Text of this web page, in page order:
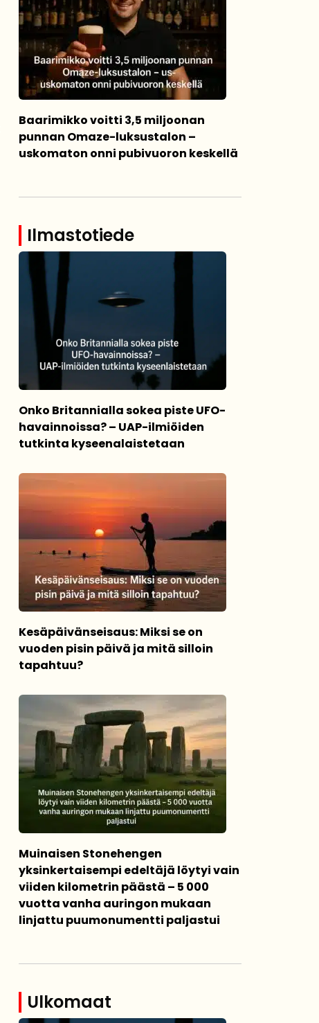
Baarimikko voitti 3,5 miljoonan
punnan Omaze-luksustalon –
uskomaton onni pubivuoron keskellä
Ilmastotiede
Onko Britannialla sokea piste UFO-
havainnoissa? – UAP-ilmiöiden
tutkinta kyseenalaistetaan
Kesäpäivänseisaus: Miksi se on
vuoden pisin päivä ja mitä silloin
tapahtuu?
Muinaisen Stonehengen
yksinkertaisempi edeltäjä löytyi vain
viiden kilometrin päästä – 5 000
vuotta vanha auringon mukaan
linjattu puumonumentti paljastui
Ulkomaat